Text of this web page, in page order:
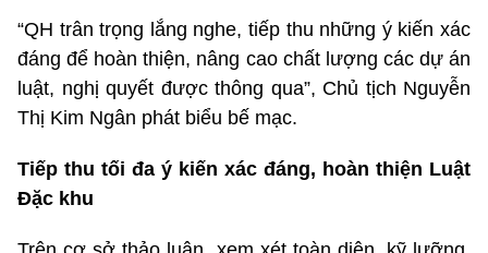
“QH trân trọng lắng nghe, tiếp thu những ý kiến xác
đáng để hoàn thiện, nâng cao chất lượng các dự án
luật, nghị quyết được thông qua”, Chủ tịch Nguyễn
Thị Kim Ngân phát biểu bế mạc.
Tiếp thu tối đa ý kiến xác đáng, hoàn thiện Luật
Đặc khu